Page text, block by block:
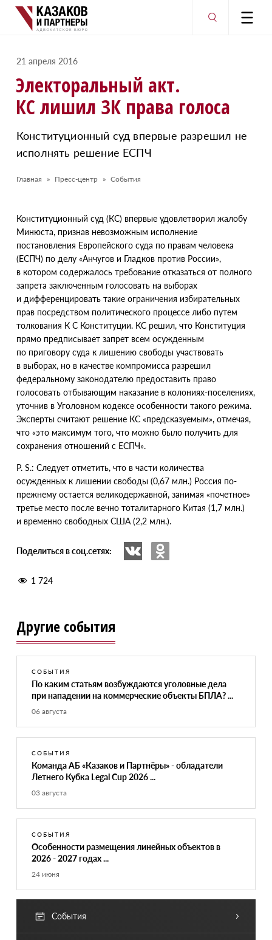
21 апреля 2016
Электоральный акт.
КС лишил ЗК права голоса
Конституционный суд впервые разрешил не
исполнять решение ЕСПЧ
Главная Пресс-центр События
Конституционный суд (КС) впервые удовлетворил жалобу
Минюста, признав невозможным исполнение
постановления Европейского суда по правам человека
(ЕСПЧ) по делу «Анчугов и Гладков против России»,
в котором содержалось требование отказаться от полного
запрета заключенным голосовать на выборах
и дифференцировать такие ограничения избирательных
прав посредством политического процессе либо путем
толкования К С Конституции. КС решил, что Конституция
прямо предписывает запрет всем осужденным
по приговору суда к лишению свободы участвовать
в выборах, но в качестве компромисса разрешил
федеральному законодателю предоставить право
голосовать отбывающим наказание в колониях-поселениях,
уточнив в Уголовном кодексе особенности такого режима.
Эксперты считают решение КС «предсказуемым», отмечая,
что «это максимум того, что можно было получить для
сохранения отношений с ЕСПЧ».
P. S.: Следует отметить, что в части количества
осужденных к лишении свободы (0,67 млн.) Россия по-
прежнему остается великодержавной, занимая «почетное»
третье место после вечно тоталитарного Китая (1,7 млн.)
и временно свободных США (2,2 млн.).
Поделиться в соц.сетях:
1 724
Другие события
СОБЫТИЯ
По каким статьям возбуждаются уголовные дела
при нападении на коммерческие объекты БПЛА? ...
06 августа
СОБЫТИЯ
Команда АБ «Казаков и Партнёры» - обладатели
Летнего Кубка Legal Cup 2026 ...
03 августа
СОБЫТИЯ
Особенности размещения линейных объектов в
2026 - 2027 годах ...
24 июня
События